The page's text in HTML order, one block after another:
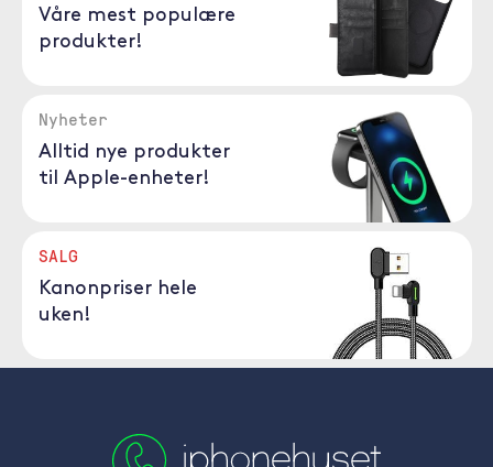
Våre mest populære
produkter!
Nyheter
Alltid nye produkter
til Apple-enheter!
SALG
Kanonpriser hele
uken!